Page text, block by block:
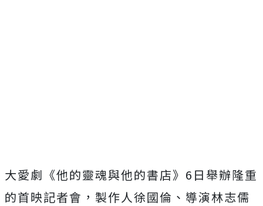
大愛劇《他的靈魂與他的書店》 6 日舉辦隆重
的首映記者會，製作人徐國倫、導演林志儒